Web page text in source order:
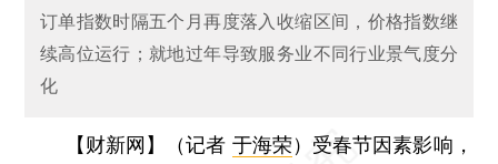
订单指数时隔五个月再度落入收缩区间，价格指数继
续高位运行；就地过年导致服务业不同行业景气度分
化
【财新网】（记者 于海荣） 受春节因素影响，